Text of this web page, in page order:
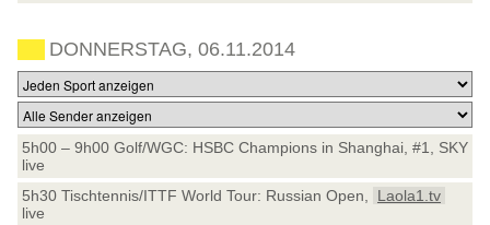
DONNERSTAG, 06.11.2014
5h00 – 9h00 Golf/WGC: HSBC Champions in Shanghai, #1, SKY
live
5h30 Tischtennis/ITTF World Tour: Russian Open,
Laola1.tv
live